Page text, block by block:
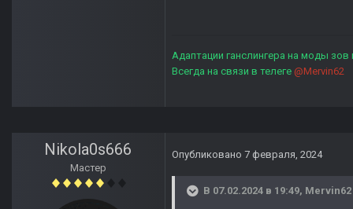
Адаптации ганслингера на моды зов
Всегда на связи в телеге @Mervin62
Nikola0s666
Мастер
Опубликовано 7 февраля, 2024
В 07.02.2024 в 19:49, Mervin62